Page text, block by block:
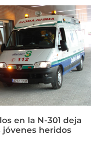
en la N-301 deja
heridos